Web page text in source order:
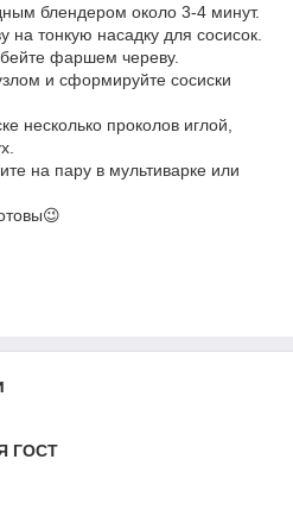
блендером около 3-4 минут.
тонкую насадку для сосисок.
фаршем череву.
и сформируйте сосиски
несколько проколов иглой,
на пару в мультиварке или
ГОСТ